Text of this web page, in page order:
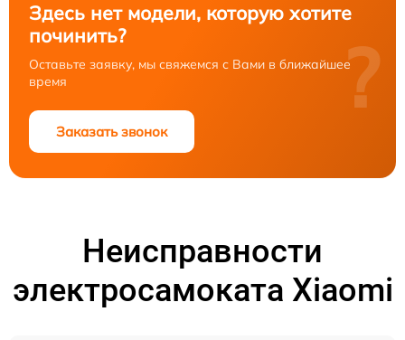
Здесь нет модели, которую хотите
починить?
Оставьте заявку, мы свяжемся с Вами в ближайшее
время
Заказать звонок
?
Неисправности
электросамоката Xiaomi